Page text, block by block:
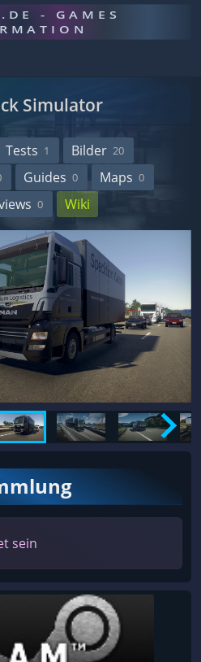
- GAMES
Simulator
Tests 1 Bilder 20
Guides 0 Maps 0
0 Wiki
sein